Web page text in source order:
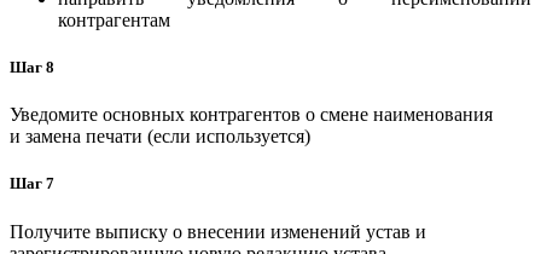
контрагентам
Шаг 8
Уведомите основных контрагентов о смене наименования
и замена печати (если используется)
Шаг 7
Получите выписку о внесении изменений устав и